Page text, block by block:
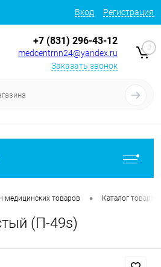
Вход Регистрация
+7 (831) 296-43-12
medcentrnn24@yandex.ru
Заказать звонок
0
медицинских товаров • Каталог товаров
(П-49s)